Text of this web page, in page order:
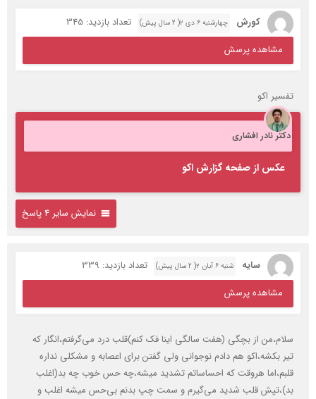
کورش چهارشنبه ۶ دی ۲( 2 سال پیش)
تعداد بازدید: 345
مشاهده پرسش
تفسیر اکو
دکتر نادر افشاری
عکس از صفحه گزارش اکو
نمایش سایر 4 پاسخ
سایه شنبه ۶ آبان ۲( 2 سال پیش)
تعداد بازدید: 339
مشاهده پرسش
سلام،من از بچگی (هفت سالگی اینا فک کنم)قلب درد می‌گرفتم،انگار که
تیر بکشه،اکو هم دادم نوجوانی ولی گفتن برای اعصابه و مشکلی نداره
قلبم،اما هروقت که احساساتم تشدید میشه،چه حس خوب چه بد(اغلب
بد)،تپش قلب شدید می‌گیرم و سمت چپ بدنم بی‌حس میشه اغلب و